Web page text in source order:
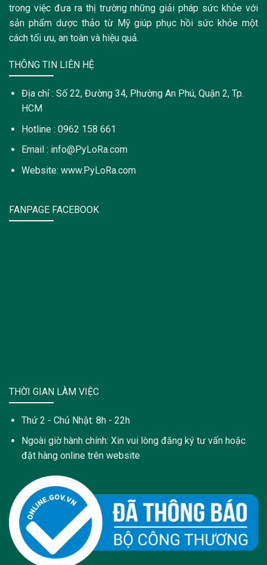
trong việc đưa ra thị trường những giải pháp sức khỏe với
sản phẩm dược thảo từ Mỹ giúp phục hồi sức khỏe một
cách tối ưu, an toàn và hiệu quả.
THÔNG TIN LIÊN HỆ
Địa chỉ : Số 22, Đường 34, Phường An Phú, Quận 2, Tp.
HCM
Hotline : 0962 158 661
Email : info@PyLoRa.com
Website: www.PyLoRa.com
FANPAGE FACEBOOK
THỜI GIAN LÀM VIỆC
Thứ 2 - Chủ Nhật: 8h - 22h
Ngoài giờ hành chính: Xin vui lòng đăng ký tư vấn hoặc
đặt hàng online trên website